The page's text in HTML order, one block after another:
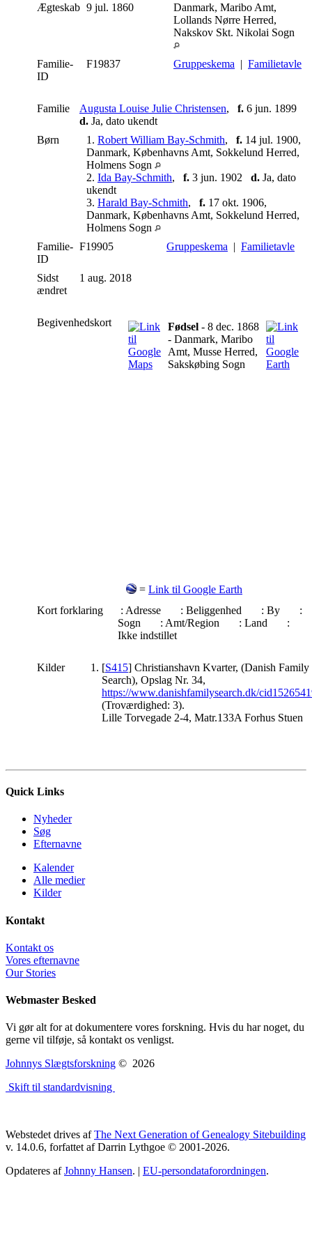
Ægteskab 9 jul. 1860
Danmark, Maribo Amt,
Lollands Nørre Herred,
Nakskov Skt. Nikolai Sogn
Familie-
ID
F19837 Gruppeskema | Familietavle
Familie Augusta Louise Julie Christensen, f. 6 jun. 1899
d. Ja, dato ukendt
Børn
1. Robert William Bay-Schmith, f. 14 jul. 1900,
Danmark, Københavns Amt, Sokkelund Herred,
Holmens Sogn
2. Ida Bay-Schmith, f. 3 jun. 1902 d. Ja, dato
ukendt
3. Harald Bay-Schmith, f. 17 okt. 1906,
Danmark, Københavns Amt, Sokkelund Herred,
Holmens Sogn
Familie-
ID
F19905 Gruppeskema | Familietavle
Sidst
ændret
1 aug. 2018
Begivenhedskort Fødsel - 8 dec. 1868
- Danmark, Maribo
Amt, Musse Herred,
Sakskøbing Sogn
= Link til Google Earth
Kort forklaring
: Adresse : Beliggenhed : By
:
Sogn
: Amt/Region : Land
:
Ikke indstillet
Kilder [S415] Christianshavn Kvarter, (Danish Family
Search), Opslag Nr. 34,
https://www.danishfamilysearch.dk/
(Troværdighed: 3).
Lille Torvegade 2-4, Matr.133A Forhus Stuen
Quick Links
Nyheder
Søg
Efternavne
Kalender
Alle medier
Kilder
Kontakt
Kontakt os
Vores efternavne
Our Stories
Webmaster Besked
Vi gør alt for at dokumentere vores forskning. Hvis du har noget, du
gerne vil tilføje, så kontakt os venligst.
Johnnys Slægtsforskning © 2026
Skift til standardvisning
Webstedet drives afThe Next Generation of Genealogy Sitebuilding
v. 14.0.6, forfattet af Darrin Lythgoe © 2001-2026.
Opdateres afJohnny Hansen. | EU-persondataforordningen.